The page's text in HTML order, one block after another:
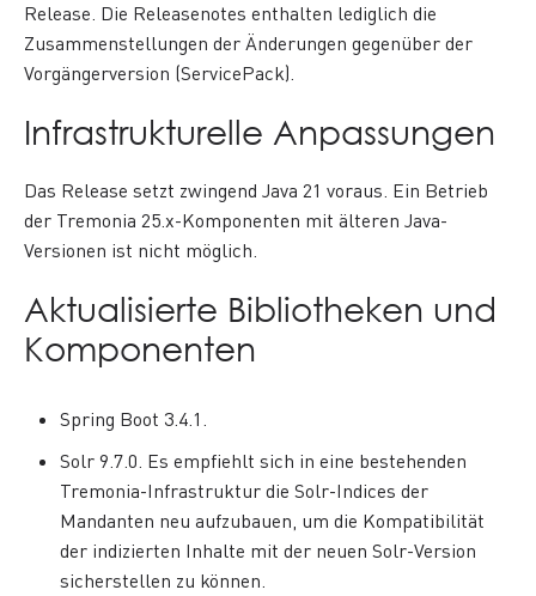
Release. Die Releasenotes enthalten lediglich die
Zusammenstellungen der Änderungen gegenüber der
Vorgängerversion (ServicePack).
Infrastrukturelle Anpassungen
Das Release setzt zwingend Java 21 voraus. Ein Betrieb
der Tremonia 25.x-Komponenten mit älteren Java-
Versionen ist nicht möglich.
Aktualisierte Bibliotheken und
Komponenten
Spring Boot 3.4.1.
Solr 9.7.0. Es empfiehlt sich in eine bestehenden
Tremonia-Infrastruktur die Solr-Indices der
Mandanten neu aufzubauen, um die Kompatibilität
der indizierten Inhalte mit der neuen Solr-Version
sicherstellen zu können.